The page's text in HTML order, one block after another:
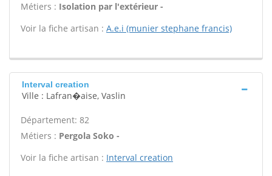
Métiers : Isolation par l'extérieur -
Voir la fiche artisan : A.e.i (munier stephane francis)
Interval creation
Ville : Lafran�aise, Vaslin
Département: 82
Métiers : Pergola Soko -
Voir la fiche artisan : Interval creation